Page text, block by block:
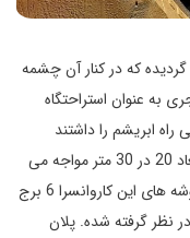
که در کنار آن چشمه
به عنوان استراحتگاه
ابریشم را داشتند
ساخته شد. با ورود به کاورانسرا با حیاطی به ابعاد 20 در 30 متر مواجه می
شویم که دورتادور آن 29 اتاق وجود دارد. در گوشه های این کاروانسرا 6 برج
نظر گرفته شده. پلان